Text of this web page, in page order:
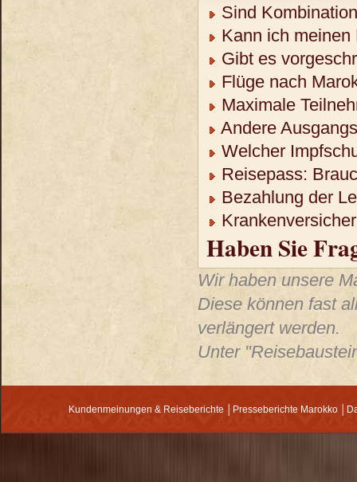
Sind
Kann ich meinen
Gibt es
Flüge nach
Maximale
Andere
Welcher
Reisepass:
Bezahlung der
Haben Sie
Wir haben unsere
Diese können fast
verlängert werden.
Unter
Kundenmeinungen & Reiseberichte Presseberichte Marokko